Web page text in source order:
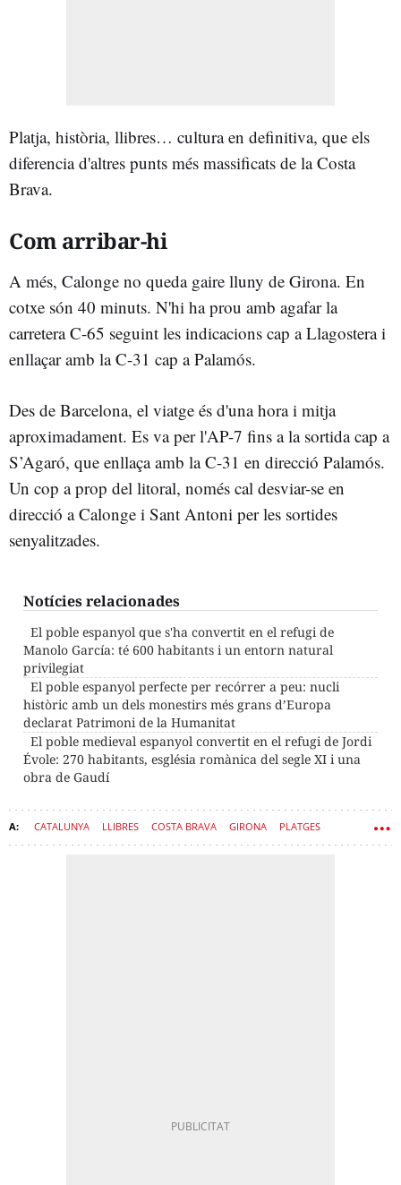
Platja, història, llibres… cultura en definitiva, que els
diferencia d'altres punts més massificats de la Costa
Brava.
Com arribar-hi
A més, Calonge no queda gaire lluny de Girona. En
cotxe són 40 minuts. N'hi ha prou amb agafar la
carretera C-65 seguint les indicacions cap a Llagostera i
enllaçar amb la C-31 cap a Palamós.
Des de Barcelona, el viatge és d'una hora i mitja
aproximadament. Es va per l'AP-7 fins a la sortida cap a
S’Agaró, que enllaça amb la C-31 en direcció Palamós.
Un cop a prop del litoral, només cal desviar-se en
direcció a Calonge i Sant Antoni per les sortides
senyalitzades.
Notícies relacionades
El poble espanyol que s'ha convertit en el refugi de
Manolo García: té 600 habitants i un entorn natural
privilegiat
El poble espanyol perfecte per recórrer a peu: nucli
històric amb un dels monestirs més grans d’Europa
declarat Patrimoni de la Humanitat
El poble medieval espanyol convertit en el refugi de Jordi
Évole: 270 habitants, església romànica del segle XI i una
obra de Gaudí
CATALUNYA LLIBRES COSTA BRAVA GIRONA PLATGES